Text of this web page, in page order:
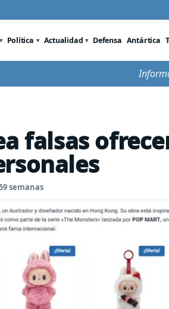
Política Actualidad Defensa Antártica
falsas
semanas